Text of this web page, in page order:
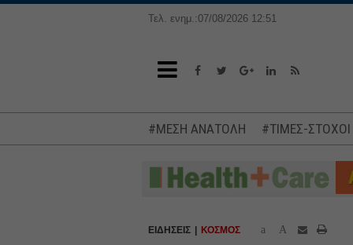
Τελ. ενημ.:07/08/2026 12:51
#ΜΕΣΗ ΑΝΑΤΟΛΗ #ΤΙΜΕΣ-
ΕΙΔΗΣΕΙΣ ΚΟΣΜΟΣ a A